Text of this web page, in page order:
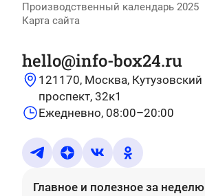
Производственный календарь 2025
Карта сайта
hello@info-box24.ru
121170, Москва, Кутузовский
проспект, 32к1
Ежедневно, 08:00–20:00
Главное и полезное за неделю